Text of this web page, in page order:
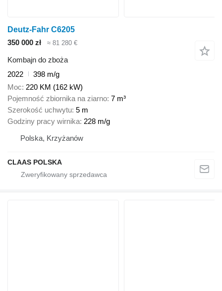
Deutz-Fahr C6205
350 000 zł
≈ 81 280 €
Kombajn do zboża
2022
398 m/g
Moc 220 KM (162 kW)
Pojemność zbiornika na ziarno 7 m³
Szerokość uchwytu 5 m
Godziny pracy wirnika 228 m/g
Polska, Krzyżanów
CLAAS POLSKA